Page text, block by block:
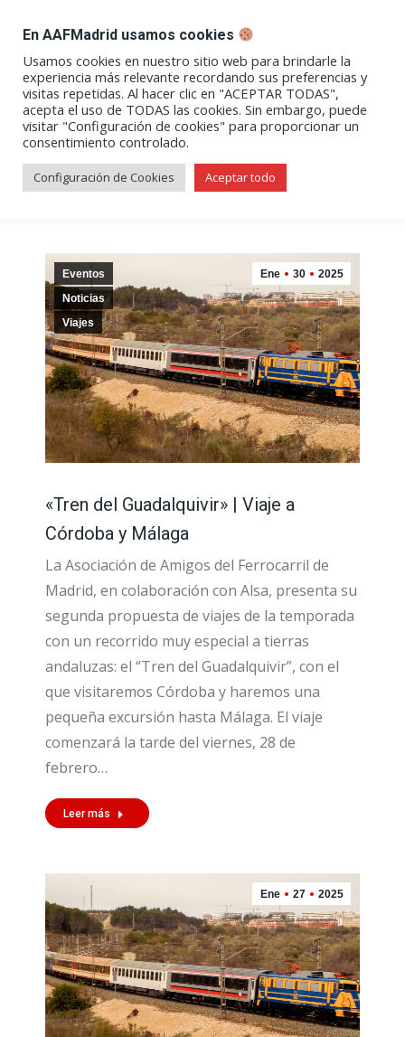
Abrir
enlace
en
una
ventana/pestaña
Abrir
enlace
en
una
ventana/pestaña
Abrir
enlace
en
una
ventana/pestaña
Abrir
enlace
en
una
Abrir
enlace
en
una
Archivos de etiqueta:tren del
guadalquivir
Ene 30 2025
Eventos
Noticias
Viajes
«Tren del Guadalquivir» | Viaje a
Córdoba y Málaga
La Asociación de Amigos del Ferrocarril de
Madrid, en colaboración con Alsa, presenta su
segunda propuesta de viajes de la temporada
con un recorrido muy especial a tierras
andaluzas: el “Tren del Guadalquivir”, con el
que visitaremos Córdoba y haremos una
pequeña excursión hasta Málaga. El viaje
comenzará la tarde del viernes, 28 de
febrero…
Leer más
Ene 27 2025
En AAFMadrid usamos cookies
Usamos cookies en nuestro sitio web para brindarle la
experiencia más relevante recordando sus preferencias y
visitas repetidas. Al hacer clic en "ACEPTAR TODAS",
acepta el uso de TODAS las cookies. Sin embargo, puede
visitar "Configuración de cookies" para proporcionar un
consentimiento controlado.
Configuración de Cookies Aceptar todo